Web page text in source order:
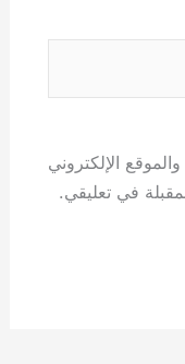
الإلكتروني
في تعليقي.